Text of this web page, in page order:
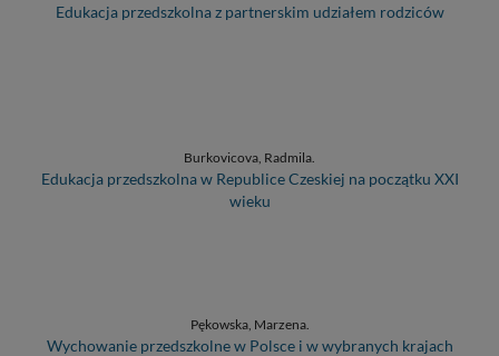
Edukacja przedszkolna z partnerskim udziałem rodziców
Burkovicova, Radmila.
Edukacja przedszkolna w Republice Czeskiej na początku XXI
wieku
Pękowska, Marzena.
Wychowanie przedszkolne w Polsce i w wybranych krajach